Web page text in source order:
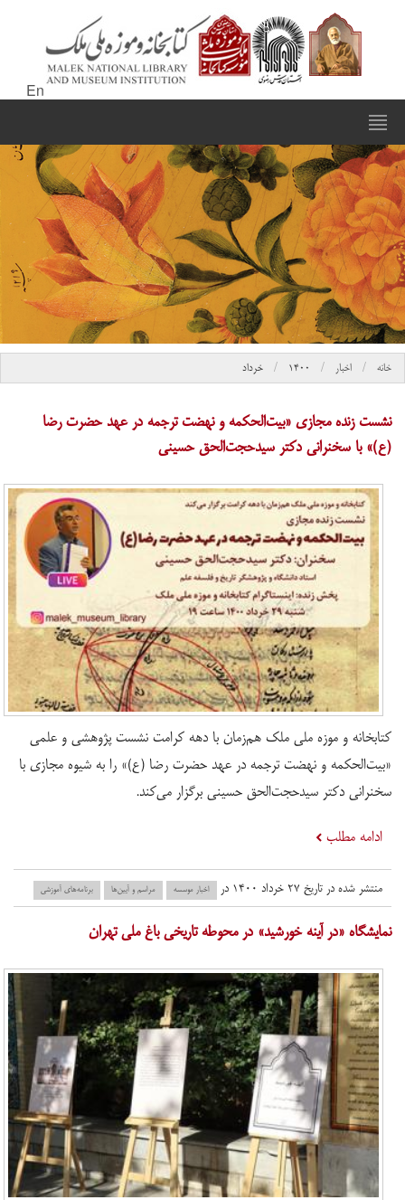
En
خانه اخبار ۱۴۰۰ خرداد
نشست زنده مجازی «بیت‌الحکمه و نهضت ترجمه در عهد حضرت رضا
(ع)» با سخنرانی دکتر سیدحجت‌الحق حسینی
کتابخانه و موزه ملی ملک هم‌زمان با دهه کرامت نشست پژوهشی و علمی
«بیت‌الحکمه و نهضت ترجمه در عهد حضرت رضا (ع)» را به شیوه مجازی با
سخنرانی دکتر سیدحجت‌الحق حسینی برگزار می‌کند.
ادامه مطلب
منتشر شده در تاریخ ۲۷ خرداد ۱۴۰۰ در اخبار موسسه مراسم و آیین‌ها برنامه‌های آموزشی
نمایشگاه «در آینه خورشید» در محوطه تاریخی باغ ملی تهران